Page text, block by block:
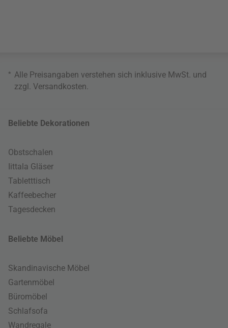
* Alle Preisangaben verstehen sich inklusive MwSt. und
zzgl. Versandkosten
Beliebte Dekorationen
Obstschalen
Iittala Gläser
Tabletttisch
Kaffeebecher
Tagesdecken
Beliebte Möbel
Skandinavische Möbel
Gartenmöbel
Büromöbel
Schlafsofa
Wandregale